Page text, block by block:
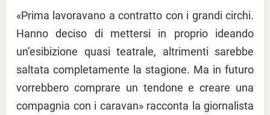
«Prima lavoravano a contratto con i grandi circhi.
Hanno deciso di mettersi in proprio ideando
un’esibizione quasi teatrale, altrimenti sarebbe
saltata completamente la stagione. Ma in futuro
vorrebbero comprare un tendone e creare una
compagnia con i caravan» racconta la giornalista